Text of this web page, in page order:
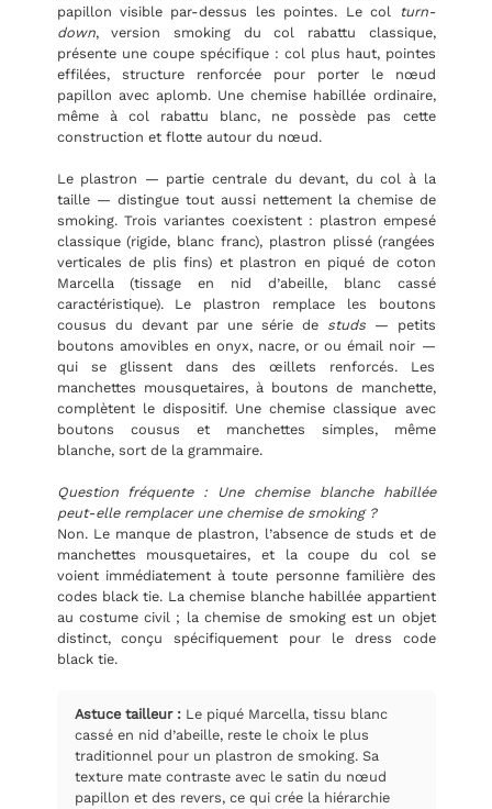
papillon visible par-dessus les pointes. Le col
turn-
down, version smoking du col rabattu classique,
présente une coupe spécifique : col plus haut, pointes
effilées, structure renforcée pour porter le nœud
papillon avec aplomb. Une chemise habillée ordinaire,
même à col rabattu blanc, ne possède pas cette
construction et flotte autour du nœud.
Le plastron — partie centrale du devant, du col à la
taille — distingue tout aussi nettement la chemise de
smoking. Trois variantes coexistent : plastron empesé
classique (rigide, blanc franc), plastron plissé (rangées
verticales de plis fins) et plastron en piqué de coton
Marcella (tissage en nid d’abeille, blanc cassé
caractéristique). Le plastron remplace les boutons
cousus du devant par une série de studs— petits
boutons amovibles en onyx, nacre, or ou émail noir —
qui se glissent dans des œillets renforcés. Les
manchettes mousquetaires, à boutons de manchette,
complètent le dispositif. Une chemise classique avec
boutons cousus et manchettes simples, même
blanche, sort de la grammaire.
Question fréquente : Une chemise blanche habillée
peut-elle remplacer une chemise de smoking ?
Non. Le manque de plastron, l’absence de studs et de
manchettes mousquetaires, et la coupe du col se
voient immédiatement à toute personne familière des
codes black tie. La chemise blanche habillée appartient
au costume civil ; la chemise de smoking est un objet
distinct, conçu spécifiquement pour le dress code
black tie.
Astuce tailleur :Le piqué Marcella, tissu blanc
cassé en nid d’abeille, reste le choix le plus
traditionnel pour un plastron de smoking. Sa
texture mate contraste avec le satin du nœud
papillon et des revers, ce qui crée la hiérarchie